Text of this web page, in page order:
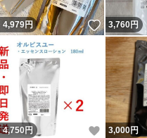
4,979円 いいね！
3,760円
4,750 円 いいね！
3,000円